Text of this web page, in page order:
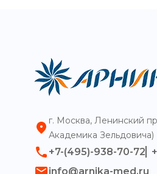
г. Москва, Ленинский
Академика Зельдовича)
+7-(495)-938-70-72
info@arnika-med.ru